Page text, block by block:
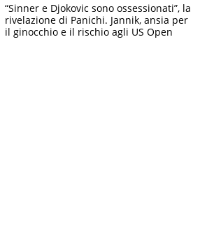
“Sinner e Djokovic sono ossessionati”, la
rivelazione di Panichi. Jannik, ansia per
il ginocchio e il rischio agli US Open